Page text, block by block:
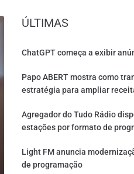
ÚLTIMAS
ChatGPT começa a exibir
Papo ABERT mostra como
estratégia para ampliar
Agregador do Tudo Rádio
estações por formato de
Light FM anuncia
de programação